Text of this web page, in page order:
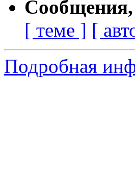
[ теме ] [
Подробная